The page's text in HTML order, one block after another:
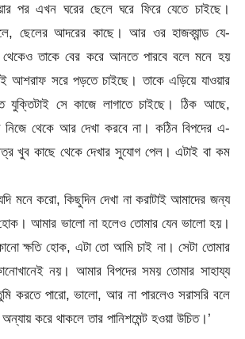
পর এখন ঘরের ছেলে ঘরে ফিরে যেতে চাইছে।
ছেলের আদরের কাছে। আর ওর হাজব্যান্ড যে-
থেকেও তাকে বের করে আনতে পারবে বলে মনে হয়
আশরাফ সরে পড়তে চাইছে। তাকে এড়িয়ে যাওয়ার
যুক্তিটাই সে কাজে লাগাতে চাইছে। ঠিক আছে,
থেকে আর দেখা করবে না। কঠিন বিপদের এ-
খুব কাছে থেকে দেখার সুযোগ পেল। এটাই বা কম
মনে করো, কিছুদিন দেখা না করাটাই আমাদের জন্য
আমার ভালো না হলেও তোমার যেন ভালো হয়।
ক্ষতি হোক, এটা তো আমি চাই না। সেটা তোমার
নয়। আমার বিপদের সময় তোমার সাহায্য
করতে পারো, ভালো, আর না পারলেও সরাসরি বলে
করে থাকলে তার পানিশমেন্ট হওয়া উচিত।’